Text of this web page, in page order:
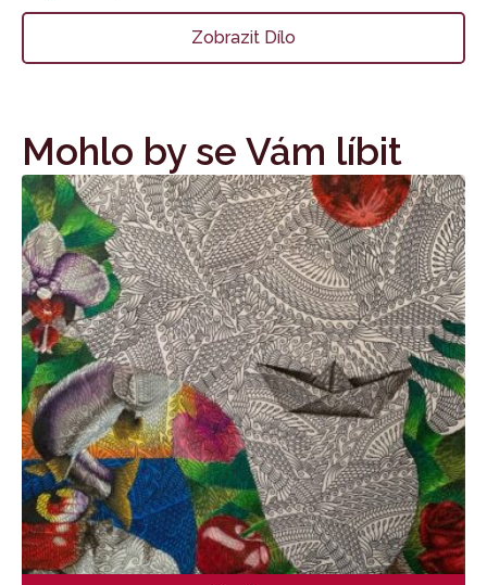
Zobrazit Dílo
Mohlo by se Vám líbit